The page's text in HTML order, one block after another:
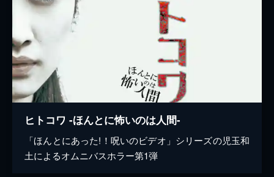
ヒトコワ -ほんとに怖いのは人間-
「ほんとにあった!！呪いのビデオ」シリーズの児玉和
土によるオムニバスホラー第1弾